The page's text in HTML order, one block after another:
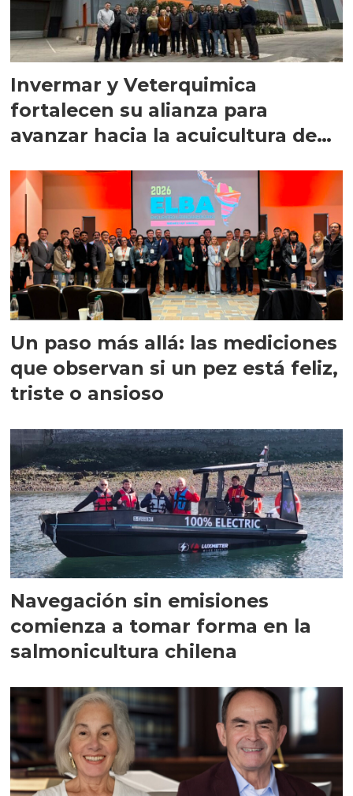
Invermar y Veterquimica
fortalecen su alianza para
avanzar hacia la acuicultura de
Un paso más allá: las mediciones
que observan si un pez está feliz,
triste o ansioso
Navegación sin emisiones
comienza a tomar forma en la
salmonicultura chilena